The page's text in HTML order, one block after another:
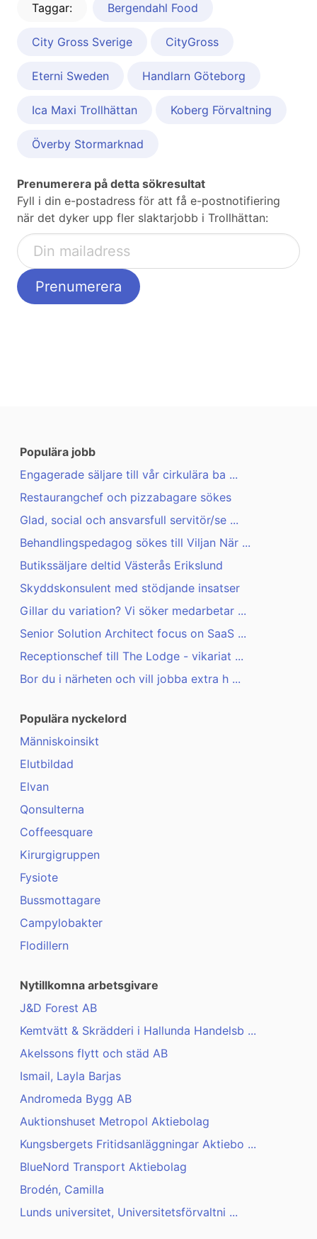
Taggar: Bergendahl Food
City Gross Sverige CityGross
Eterni Sweden Handlarn Göteborg
Ica Maxi Trollhättan Koberg Förvaltning
Överby Stormarknad
Prenumerera på detta sökresultat
Fyll i din e-postadress för att få e-postnotifiering
när det dyker upp fler slaktarjobb i Trollhättan:
Populära jobb
Engagerade säljare till vår cirkulära ba ...
Restaurangchef och pizzabagare sökes
Glad, social och ansvarsfull servitör/se ...
Behandlingspedagog sökes till Viljan När ...
Butikssäljare deltid Västerås Erikslund
Skyddskonsulent med stödjande insatser
Gillar du variation? Vi söker medarbetar ...
Senior Solution Architect focus on SaaS ...
Receptionschef till The Lodge - vikariat ...
Bor du i närheten och vill jobba extra h ...
Populära nyckelord
Människoinsikt
Elutbildad
Elvan
Qonsulterna
Coffeesquare
Kirurgigruppen
Fysiote
Bussmottagare
Campylobakter
Flodillern
Nytillkomna arbetsgivare
J&D Forest AB
Kemtvätt & Skrädderi i Hallunda Handelsb ...
Akelssons flytt och städ AB
Ismail, Layla Barjas
Andromeda Bygg AB
Auktionshuset Metropol Aktiebolag
Kungsbergets Fritidsanläggningar Aktiebo ...
BlueNord Transport Aktiebolag
Brodén, Camilla
Lunds universitet, Universitetsförvaltni ...